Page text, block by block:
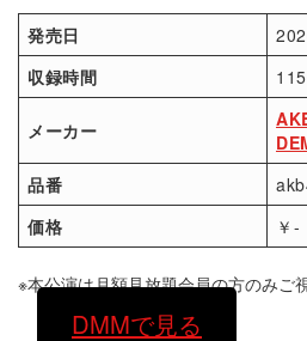
発売日
収録時間
メーカー
品番
価格
￥-
※本公演は月額見放題会員の方のみご
DMMで見る